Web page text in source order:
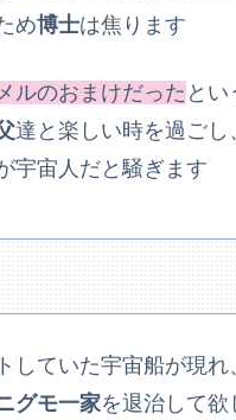
め博士は焦ります
ルのおまけだった と
達と楽しい時を過ごし
宇宙人だと騒ぎます
していた宇宙船が現れ
グモ一家を退治して欲